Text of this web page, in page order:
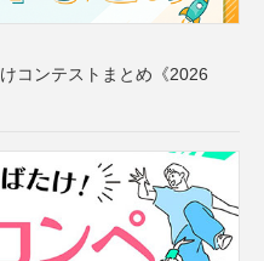
コンテストまとめ《2026